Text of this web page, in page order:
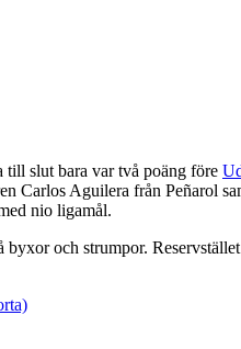
till slut bara var två poäng före
Carlos Aguilera från Peñarol
nio ligamål.
och strumpor.